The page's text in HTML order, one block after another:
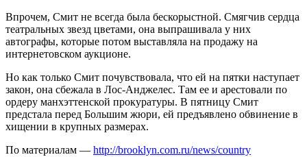
Впрочем, Смит не всегда была бескорыстной. Смягчив сердца
театральных звезд цветами, она выпрашивала у них
автографы, которые потом выставляла на продажу на
интернетовском аукционе.
Но как только Смит почувствовала, что ей на пятки наступает
закон, она сбежала в Лос-Анджелес. Там ее и арестовали по
ордеру манхэттенской прокуратуры. В пятницу Смит
предстала перед Большим жюри, ей предъявлено обвинение в
хищении в крупных размерах.
По материалам — http://brooklyn.com.ru/news/country